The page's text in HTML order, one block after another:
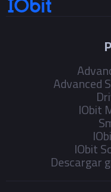
Advanced
IObit
IObit
Descargar